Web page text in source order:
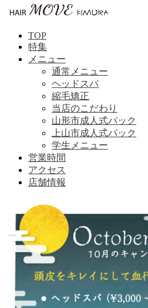
TOP
特集
メニュー
通常メニュー
ヘッドスパ
縮毛矯正
当店のこだわり
山形市成人式パック
上山市成人式パック
学生メニュー
営業時間
アクセス
店舗情報